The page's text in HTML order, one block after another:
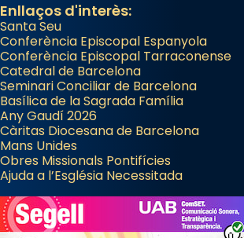
Enllaços d'interès:
Santa Seu
Conferència Episcopal Espanyola
Conferència Episcopal Tarraconense
Catedral de Barcelona
Seminari Conciliar de Barcelona
Basílica de la Sagrada Família
Any Gaudí 2026
Càritas Diocesana de Barcelona
Mans Unides
Obres Missionals Pontifícies
Ajuda a l’Església Necessitada